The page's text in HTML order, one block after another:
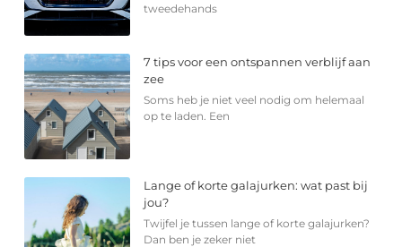
tweedehands
7 tips voor een ontspannen verblijf aan
zee
Soms heb je niet veel nodig om helemaal
op te laden. Een
Lange of korte galajurken: wat past bij
jou?
Twijfel je tussen lange of korte galajurken?
Dan ben je zeker niet